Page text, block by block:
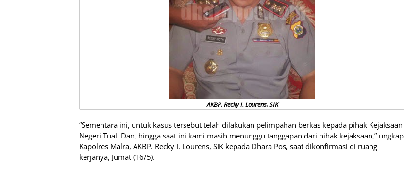
AKBP. Recky I. Lourens, SIK
“Sementara ini, untuk kasus tersebut telah dilakukan pelimpahan berkas kepada pihak Kejaksaan
Negeri Tual. Dan, hingga saat ini kami masih menunggu tanggapan dari pihak kejaksaan,” ungkap
Kapolres Malra, AKBP. Recky I. Lourens, SIK kepada Dhara Pos, saat dikonfirmasi di ruang
kerjanya, Jumat (16/5).